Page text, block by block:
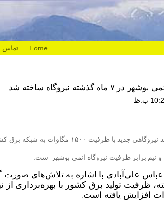
Home تماس
نیروگاه ساخته شد
وزیر نیرو از ورود ۵۱ واحد نیروگاهی جدید
نیم برابر ظرفیت نیروگاه اتمی بوشهر است.
عباس علی‌آبادی با اشاره به تلاش‌های
گفت: در 7 ماه گذشته، ظرفیت تولید برق کشور با